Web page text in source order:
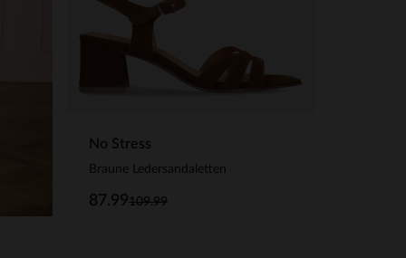
No Stress
Braune Ledersandaletten
109.99
87.99